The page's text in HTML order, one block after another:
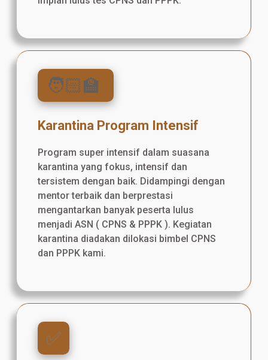
🧑🏻‍🏫
Karantina Program Intensif
Program super intensif dalam suasana
karantina yang fokus, intensif dan
tersistem dengan baik. Didampingi dengan
mentor terbaik dan berprestasi
mengantarkan banyak peserta lulus
menjadi ASN ( CPNS & PPPK ). Kegiatan
karantina diadakan dilokasi bimbel CPNS
dan PPPK kami.
✅️